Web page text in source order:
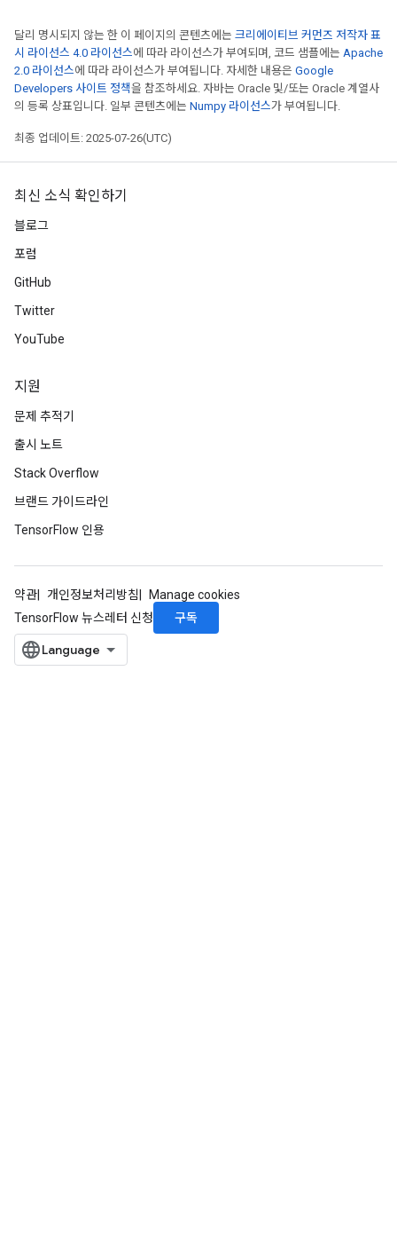
달리 명시되지 않는 한 이 페이지의 콘텐츠에는 크리에이티브 커먼즈 저작자 표
시 라이선스 4.0 라이선스에 따라 라이선스가 부여되며, 코드 샘플에는 Apache
2.0 라이선스에 따라 라이선스가 부여됩니다. 자세한 내용은 Google
Developers 사이트 정책을 참조하세요. 자바는 Oracle 및/또는 Oracle 계열사
의 등록 상표입니다. 일부 콘텐츠에는 Numpy 라이선스가 부여됩니다.
최종 업데이트: 2025-07-26(UTC)
최신 소식 확인하기
블로그
포럼
GitHub
Twitter
YouTube
지원
문제 추적기
출시 노트
Stack Overflow
브랜드 가이드라인
TensorFlow 인용
약관 개인정보처리방침
Manage cookies
TensorFlow 뉴스레터 신청
구독